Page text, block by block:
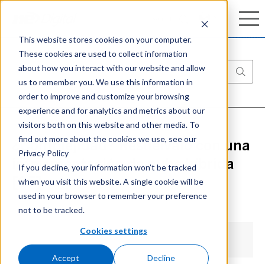
This website stores cookies on your computer.
These cookies are used to collect information
about how you interact with our website and allow
us to remember you. We use this information in
order to improve and customize your browsing
experience and for analytics and metrics about our
visitors both on this website and other media. To
find out more about the cookies we use, see our
Privacy Policy
If you decline, your information won’t be tracked
when you visit this website. A single cookie will be
used in your browser to remember your preference
not to be tracked.
Cookies settings
Accept Decline
Aprenda más
¿Complejidad? Resuélvalo con una
implementación de nube híbrida
[05]